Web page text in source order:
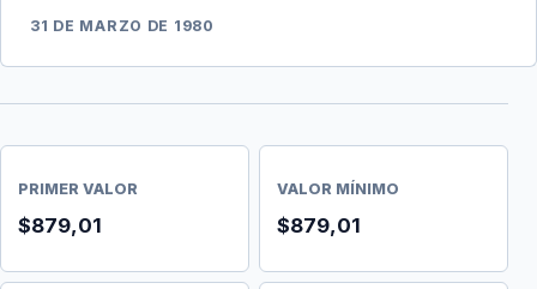
31 DE MARZO DE 1980
PRIMER VALOR
$879,01
VALOR MÍNIMO
$879,01